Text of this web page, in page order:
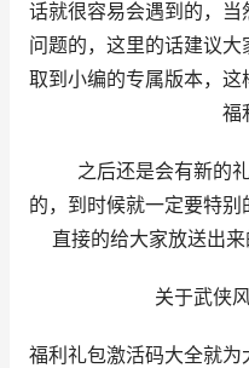
话就很容易会遇到的，
问题的，这里的话建议
取到小编的专属版本，
福
之后还是会有新的礼
的，到时候就一定要特
直接的给大家放送出
关于武侠风
福利礼包激活码大全就